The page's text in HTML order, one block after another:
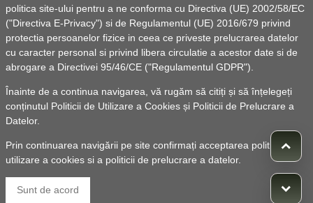
politica site-ului pentru a ne conforma cu Directiva (UE) 2002/58/EC
("Directiva E-Privacy") si de Regulamentul (UE) 2016/679 privind
protectia persoanelor fizice in ceea ce priveste prelucrarea datelor
cu caracter personal si privind libera circulatie a acestor date si de
abrogare a Directivei 95/46/CE ("Regulamentul GDPR").
Înainte de a continua navigarea, vă rugăm să citiți și să înțelegeți
conținutul Politicii de Utilizare a Cookies și Politicii de Prelucrare a
Datelor.
Prin continuarea navigării pe site confirmați acceptarea politicii de
utilizare a cookies si a politicii de prelucrare a datelor.
Sunt de acord
© 2010 -Powered by Pancarpatica Invest
Termeni de